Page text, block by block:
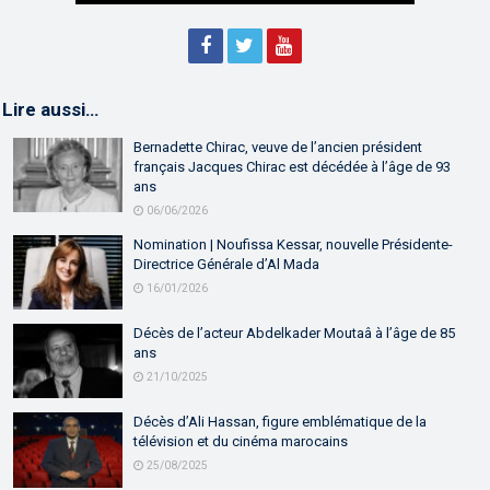
Lire aussi…
Bernadette Chirac, veuve de l’ancien président
français Jacques Chirac est décédée à l’âge de 93
ans
06/06/2026
Nomination | Noufissa Kessar, nouvelle Présidente-
Directrice Générale d’Al Mada
16/01/2026
Décès de l’acteur Abdelkader Moutaâ à l’âge de 85
ans
21/10/2025
Décès d’Ali Hassan, figure emblématique de la
télévision et du cinéma marocains
25/08/2025